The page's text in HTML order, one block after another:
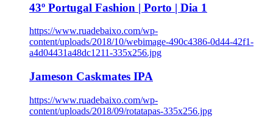
43º Portugal Fashion | Porto | Dia 1
https://www.ruadebaixo.com/wp-
content/uploads/2018/10/webimage-490c4386-0d44-42f1-
a4d04431a48dc1211-335x256.jpg
Jameson Caskmates IPA
https://www.ruadebaixo.com/wp-
content/uploads/2018/09/rotatapas-335x256.jpg